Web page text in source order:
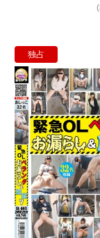
独占